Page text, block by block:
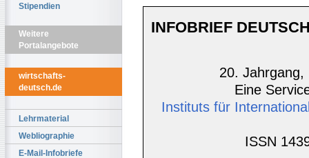
Stipendien
Weitere
Portalangebote
wirtschafts-
deutsch.de
Lehrmaterial
Webliographie
E-Mail-Infobriefe
INFOBRIEF
20. Jahrgang,
Eine
Instituts für
ISSN